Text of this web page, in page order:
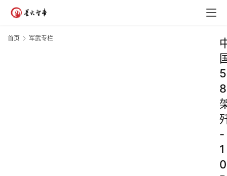
首页 军武专栏
5
8
-
1
0